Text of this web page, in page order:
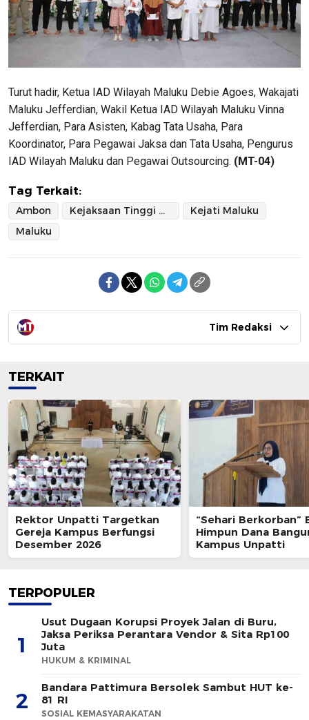
Turut hadir, Ketua IAD Wilayah Maluku Debie Agoes, Wakajati
Maluku Jefferdian, Wakil Ketua IAD Wilayah Maluku Vinna
Jefferdian, Para Asisten, Kabag Tata Usaha, Para
Koordinator, Para Pegawai Jaksa dan Tata Usaha, Pengurus
IAD Wilayah Maluku dan Pegawai Outsourcing. (MT-04)
Tag Terkait:
Ambon Kejaksaan Tinggi Maluku
Kejati Maluku
Maluku
Tim Redaksi
TERKAIT
Rektor Unpatti Targetkan
Gereja Kampus Berfungsi
Desember 2026
“Sehari Berkorban”
Himpun Dana
Kampus Unpatti
TERPOPULER
1
Usut Dugaan Korupsi Proyek Jalan di Buru,
Jaksa Periksa Perantara Vendor & Sita Rp100
Juta
HUKUM & KRIMINAL
2
Bandara Pattimura Bersolek Sambut HUT ke-
81 RI
SOSIAL KEMASYARAKATAN